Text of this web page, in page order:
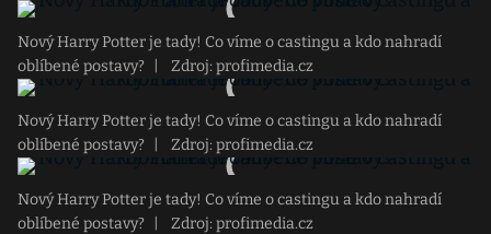
Nový Harry Potter je tady! Co víme o castingu a kdo nahradí
oblíbené postavy?
Zdroj: profimedia.cz
Nový Harry Potter je tady! Co víme o castingu a kdo nahradí
oblíbené postavy?
Zdroj: profimedia.cz
Nový Harry Potter je tady! Co víme o castingu a kdo nahradí
oblíbené postavy?
Zdroj: profimedia.cz